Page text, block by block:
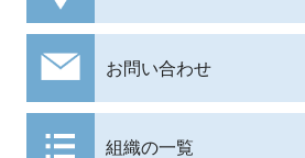
お問い合わせ
組織の一覧